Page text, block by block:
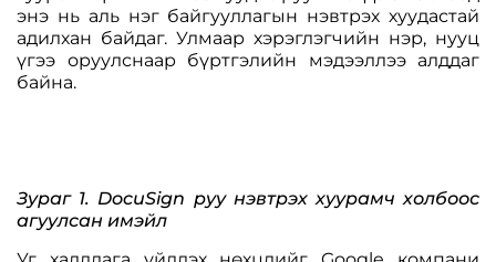
энэ нь аль нэг байгууллагын нэвтрэх хуудастай
адилхан байдаг. Улмаар хэрэглэгчийн нэр, нууц
үгээ оруулснаар бүртгэлийн мэдээллээ алддаг
байна.
Зураг 1. DocuSign руу нэвтрэх хуурамч холбоос
агуулсан имэйл